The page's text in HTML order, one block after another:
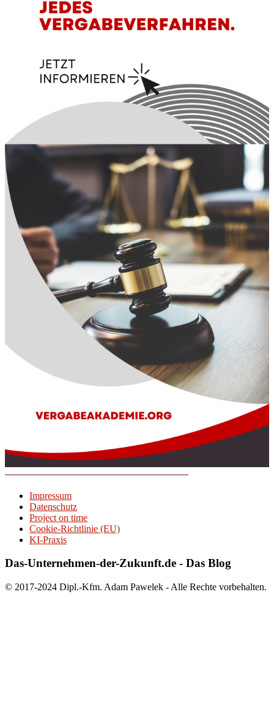
Impressum
Datenschutz
Project on time
Cookie-Richtlinie (EU)
KI-Praxis
Das-Unternehmen-der-Zukunft.de - Das Blog
© 2017-2024 Dipl.-Kfm. Adam Pawelek - Alle Rechte vorbehalten.